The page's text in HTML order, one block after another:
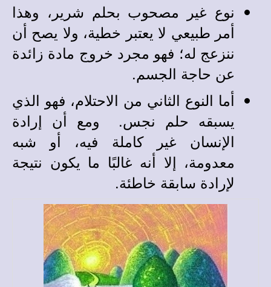
نوع غير مصحوب بحلم شرير، وهذا
أمر طبيعي لا يعتبر خطية، ولا يصح أن
ننزعج له؛ فهو مجرد خروج مادة زائدة
عن حاجة الجسم.
أما النوع الثاني من الاحتلام، فهو الذي
يسبقه حلم نجس. ومع أن إرادة
الإنسان غير كاملة فيه، أو شبه
معدومة، إلا أنه غالبًا ما يكون نتيجة
لإرادة سابقة خاطئة.